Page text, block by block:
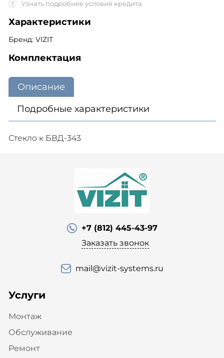
? Узнать подробнее условия кредита
Характеристики
Бренд: VIZIT
Комплектация
Описание
Подробные характеристики
Стекло к БВД-343
+7 (812) 445-43-97
Заказать звонок
mail@vizit-systems.ru
Услуги
Монтаж
Обслуживание
Ремонт